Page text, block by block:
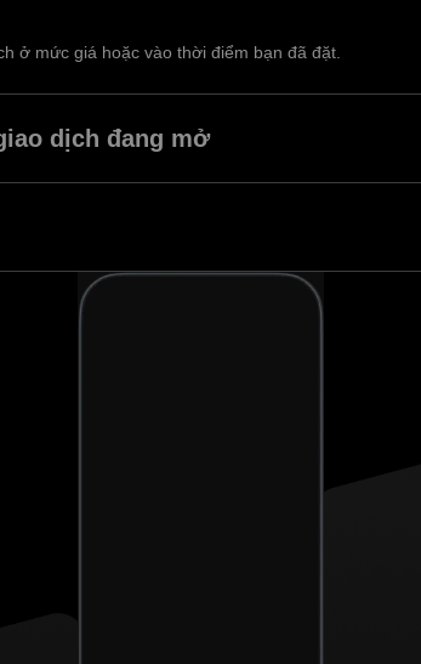
ở mức giá hoặc vào thời điểm bạn đã đặt.
dịch đang mở
để tiếp cận các giá trị giao dịch cao hơn.